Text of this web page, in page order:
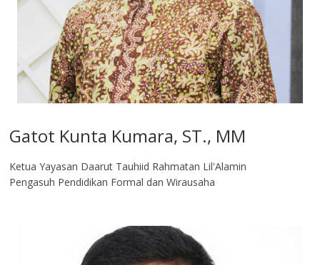
Gatot Kunta Kumara, ST., MM
Ketua Yayasan Daarut Tauhiid Rahmatan Lil'Alamin
Pengasuh Pendidikan Formal dan Wirausaha